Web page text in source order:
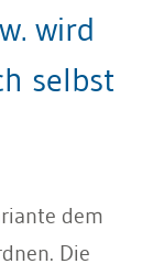
wird
selbst
dem
Die